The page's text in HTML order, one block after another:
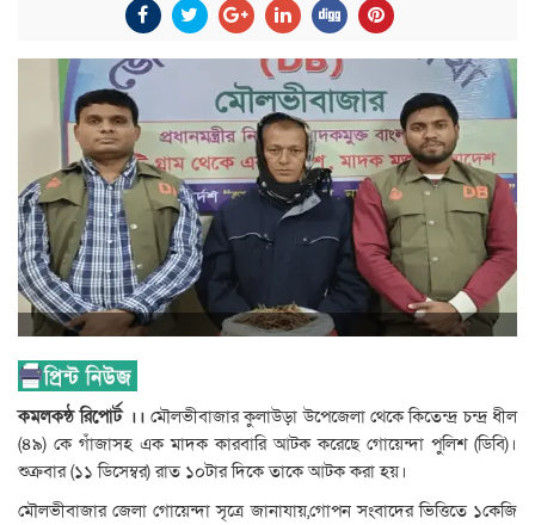
কমলকন্ঠ রিপোর্ট ।। মৌলভীবাজার কুলাউড়া উপেজেলা থেকে কিতেন্দ্র চন্দ্র ধীল
(৪৯) কে গাঁজাসহ এক মাদক কারবারি আটক করেছে গোয়েন্দা পুলিশ (ডিবি)।
শুক্রবার (১১ ডিসেম্বর) রাত ১০টার দিকে তাকে আটক করা হয়।
মৌলভীবাজার জেলা গোয়েন্দা সৃত্রে জানাযায়,গোপন সংবাদের ভিত্তিতে ১কেজি